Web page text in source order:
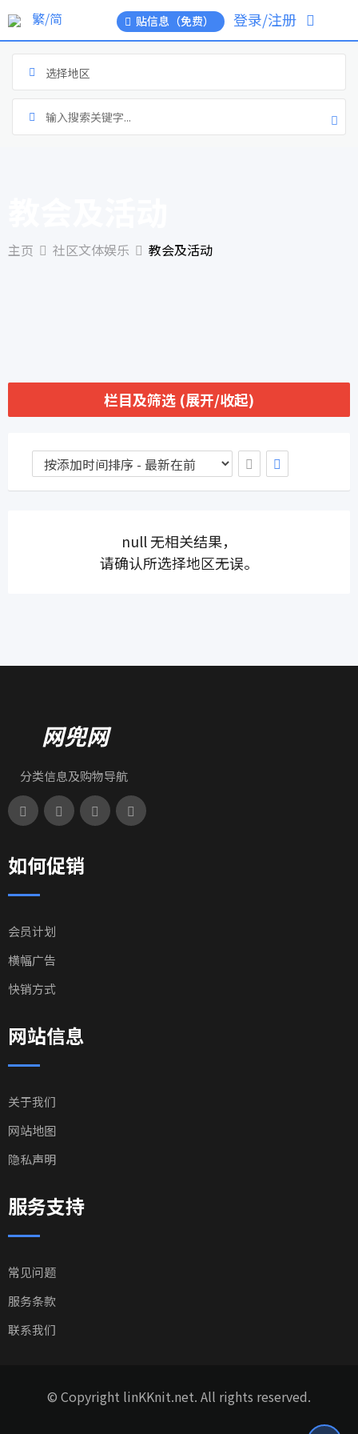
跳
到
贴信息（免费） 登录/注册
繁/简
选择地区
主页 社区文体娱乐 教会及活动
栏目及筛选 (展开/收起)
null 无相关结果，
请确认所选择地区无误。
网兜网
分类信息及购物导航
如何促销
会员计划
横幅广告
快销方式
网站信息
关于我们
网站地图
隐私声明
服务支持
常见问题
服务条款
联系我们
© Copyright linKKnit.net. All rights reserved.